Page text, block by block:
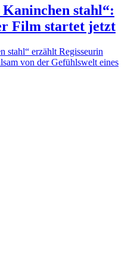
stahl“:
Film startet jetzt
stahl“ erzählt Regisseurin
von der Gefühlswelt eines